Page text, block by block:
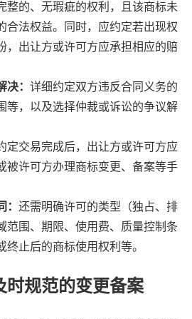
整的、无瑕疵的权利，且该商标未
合法权益。同时，应约定若出现权
，出让方或许可方应承担相应的赔
决： 详细约定双方违反合同义务的
等，以及选择仲裁或诉讼的争议解
定交易完成后，出让方或许可方应
被许可方办理商标变更、备案等手
还需明确许可的类型（独占、排
范围、期限、使用费、质量控制条
终止后的商标使用权利等。
时规范的变更备案